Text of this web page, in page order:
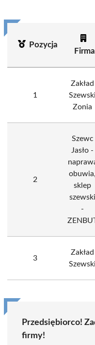
Pozycja
Firma
1
Zakład
Szewski
Zonia
2
Szewc
Jasło -
obuwia,
sklep
szewski
-
3
Zakład
Szewski
Przedsiębiorco!
firmy!